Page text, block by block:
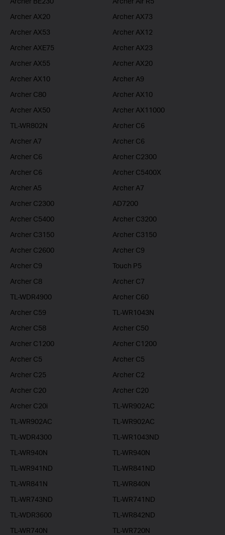
Archer AX20
Archer AX73
Archer AX53
Archer AX12
Archer AXE75
Archer AX23
Archer AX55
Archer AX20
Archer AX10
Archer A9
Archer C80
Archer AX10
Archer AX50
Archer AX11000
TL-WR802N
Archer C6
Archer A7
Archer C6
Archer C6
Archer C2300
Archer C6
Archer C5400X
Archer A5
Archer A7
Archer C2300
AD7200
Archer C5400
Archer C3200
Archer C3150
Archer C3150
Archer C2600
Archer C9
Archer C9
Touch P5
Archer C8
Archer C7
TL-WDR4900
Archer C60
Archer C59
TL-WR1043N
Archer C58
Archer C50
Archer C1200
Archer C1200
Archer C5
Archer C5
Archer C25
Archer C2
Archer C20
Archer C20
Archer C20i
TL-WR902AC
TL-WR902AC
TL-WR902AC
TL-WDR4300
TL-WR1043ND
TL-WR940N
TL-WR940N
TL-WR941ND
TL-WR841ND
TL-WR841N
TL-WR840N
TL-WR743ND
TL-WR741ND
TL-WDR3600
TL-WR842ND
TL-WR740N
TL-WR720N